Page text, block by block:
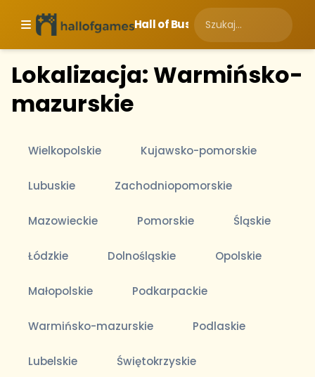
Hall of Business
Lokalizacja: Warmińsko-
mazurskie
Wielkopolskie Kujawsko-pomorskie
Lubuskie Zachodniopomorskie
Mazowieckie Pomorskie Śląskie
Łódzkie Dolnośląskie Opolskie
Małopolskie Podkarpackie
Warmińsko-mazurskie Podlaskie
Lubelskie Świętokrzyskie